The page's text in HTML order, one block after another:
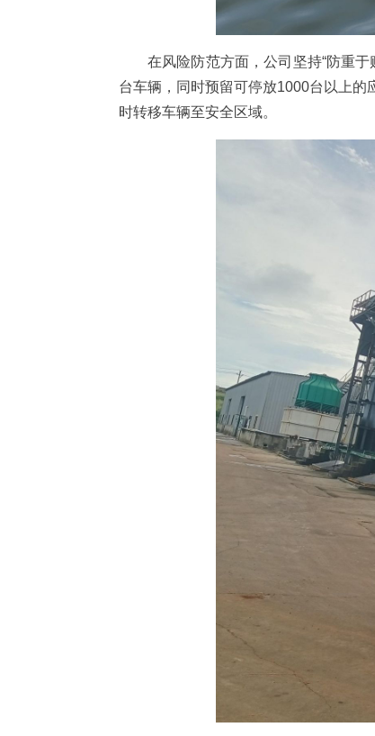
在风险防范方面，公司坚持“防重
台车辆，同时预留可停放1000台以上
时转移车辆至安全区域。